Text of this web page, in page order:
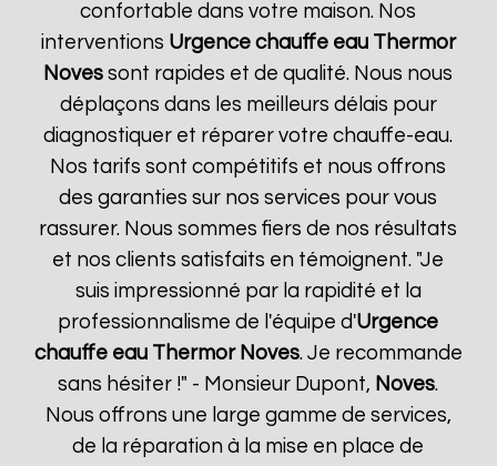
confortable dans votre maison. Nos
interventions Urgence chauffe eau Thermor
Noves sont rapides et de qualité. Nous nous
déplaçons dans les meilleurs délais pour
diagnostiquer et réparer votre chauffe-eau.
Nos tarifs sont compétitifs et nous offrons
des garanties sur nos services pour vous
rassurer. Nous sommes fiers de nos résultats
et nos clients satisfaits en témoignent. "Je
suis impressionné par la rapidité et la
professionnalisme de l'équipe d'Urgence
chauffe eau Thermor Noves. Je recommande
sans hésiter !" - Monsieur Dupont, Noves.
Nous offrons une large gamme de services,
de la réparation à la mise en place de